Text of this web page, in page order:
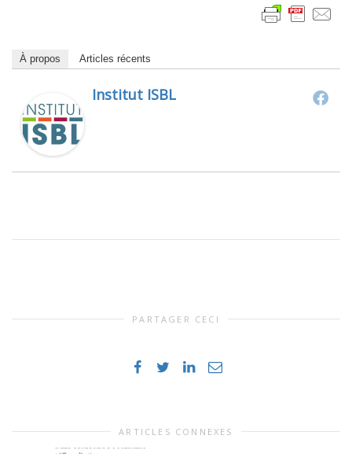
À propos Articles récents
Institut ISBL
PARTAGER CECI
ARTICLES CONNEXES